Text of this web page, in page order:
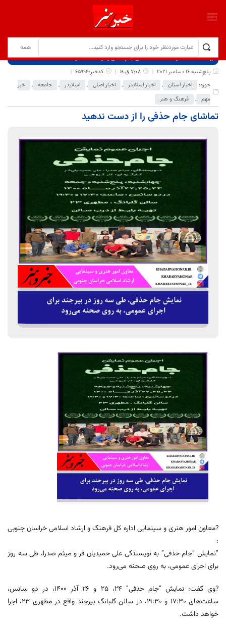
برگ نخست نوشته‌ها
تماشای جام حذفی را از دست ندهید
پنج‌شنبه 16 دسامبر 2021
7:08 ق.ظ
کدخبر:65994
حوزه:
اخبار استان , اخبار اسلایدر , اخبار اصلی , اسلایدر , جامعه ,
خبر
مهم , فرهنگ و هنر
تماشای جام حذفی را از دست ندهید
?معاون امور هنری و سینمایی اداره کل فرهنگ و ارشاد اسلامی خراسان جنوبی
:
“نمایش “جام حذفی” به نویسندگی علی حمیدیان فر و میثم صدرا، طی سه روز
برای اجرای عمومی، به روی صحنه می‌رود.
?وی گفت: نمایش “جام حذفی” ۲۴، ۲۵ و ۲۶ آذر ۱۴۰۰، در دو سانس،
ساعت‌های ۱۷:۳۰ و ۱۹:۳۰، در سالن گلبانگ بیرجند واقع در مطهری ۲۳، اجرا
خواهد داشت.